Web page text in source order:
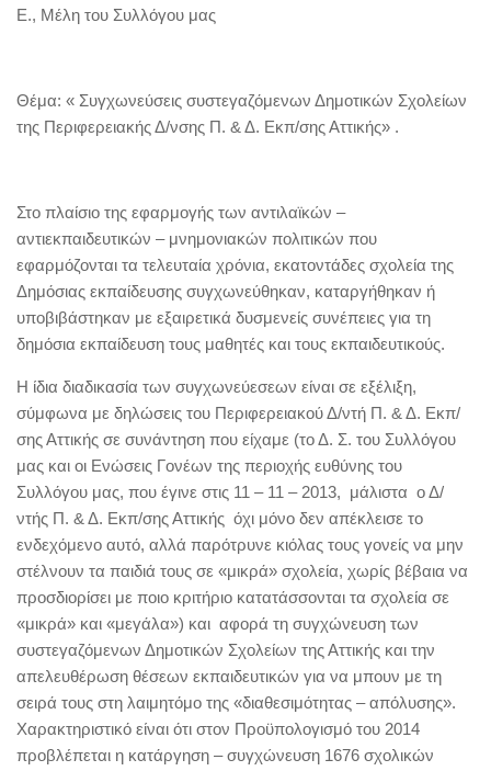
Ε., Μέλη του Συλλόγου μας
Θέμα: « Συγχωνεύσεις συστεγαζόμενων Δημοτικών Σχολείων
της Περιφερειακής Δ/νσης Π. & Δ. Εκπ/σης Αττικής» .
Στο πλαίσιο της εφαρμογής των αντιλαϊκών –
αντιεκπαιδευτικών – μνημονιακών πολιτικών που
εφαρμόζονται τα τελευταία χρόνια, εκατοντάδες σχολεία της
Δημόσιας εκπαίδευσης συγχωνεύθηκαν, καταργήθηκαν ή
υποβιβάστηκαν με εξαιρετικά δυσμενείς συνέπειες για τη
δημόσια εκπαίδευση τους μαθητές και τους εκπαιδευτικούς.
Η ίδια διαδικασία των συγχωνεύεσεων είναι σε εξέλιξη,
σύμφωνα με δηλώσεις του Περιφερειακού Δ/ντή Π. & Δ. Εκπ/
σης Αττικής σε συνάντηση που είχαμε (το Δ. Σ. του Συλλόγου
μας και οι Ενώσεις Γονέων της περιοχής ευθύνης του
Συλλόγου μας, που έγινε στις 11 – 11 – 2013, μάλιστα ο Δ/
ντής Π. & Δ. Εκπ/σης Αττικής όχι μόνο δεν απέκλεισε το
ενδεχόμενο αυτό, αλλά παρότρυνε κιόλας τους γονείς να μην
στέλνουν τα παιδιά τους σε «μικρά» σχολεία, χωρίς βέβαια να
προσδιορίσει με ποιο κριτήριο κατατάσσονται τα σχολεία σε
«μικρά» και «μεγάλα») και αφορά τη συγχώνευση των
συστεγαζόμενων Δημοτικών Σχολείων της Αττικής και την
απελευθέρωση θέσεων εκπαιδευτικών για να μπουν με τη
σειρά τους στη λαιμητόμο της «διαθεσιμότητας – απόλυσης».
Χαρακτηριστικό είναι ότι στον Προϋπολογισμό του 2014
προβλέπεται η κατάργηση – συγχώνευση 1676 σχολικών